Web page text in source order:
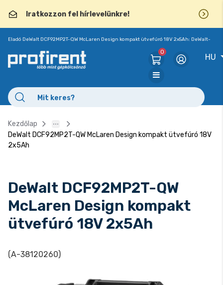
Iratkozzon fel hírlevelünkre!
Eladó DeWalt DCF92MP2T-QW McLaren Design kompakt ütvefúró 18V 2x5Ah: DeWalt-
0
HU
Kezdőlap
DeWalt DCF92MP2T-QW McLaren Design kompakt ütvefúró 18V
2x5Ah
DeWalt DCF92MP2T-QW
McLaren Design kompakt
ütvefúró 18V 2x5Ah
(A-38120260)